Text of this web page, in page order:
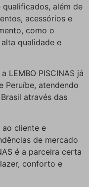
além de
acessórios e
como o
qualidade e
LEMBO PISCINAS já
Peruíbe, atendendo
através das
cliente e
de mercado
é a parceira certa
conforto e